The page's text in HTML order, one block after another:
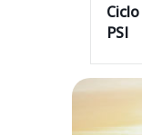
PSI